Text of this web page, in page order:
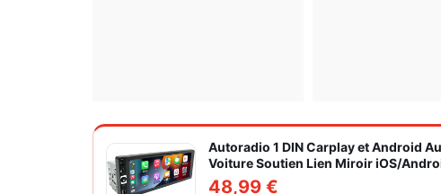
Autoradio 1 DIN Carplay et Android
Voiture Soutien Lien Miroir iOS/
Caméra de Recul
48,99 €